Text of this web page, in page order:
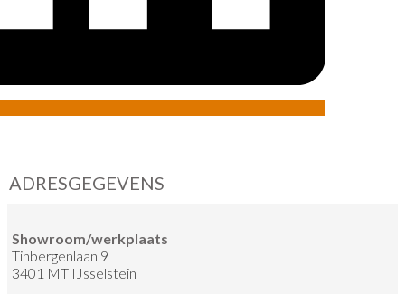
ADRESGEGEVENS
Showroom/werkplaats
Tinbergenlaan 9
3401 MT IJsselstein